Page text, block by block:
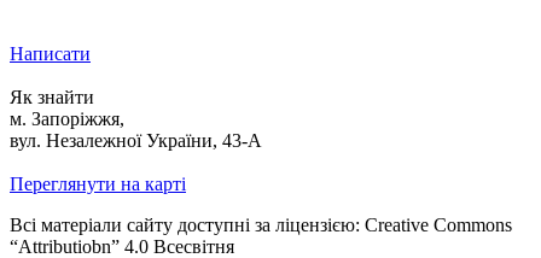
Написати
Як знайти
м. Запоріжжя,
вул. Незалежної України, 43-А
Переглянути на карті
Всі матеріали сайту доступні за ліцензією: Creative Commons
“Attributiobn” 4.0 Всесвітня